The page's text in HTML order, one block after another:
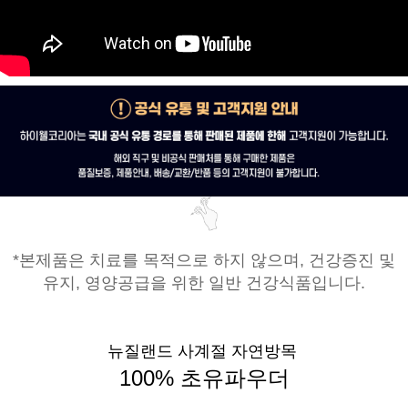
*본제품은 치료를 목적으로 하지 않으며, 건강증진 및
유지, 영양공급을 위한 일반 건강식품입니다.
뉴질랜드 사계절 자연방목
100% 초유파우더